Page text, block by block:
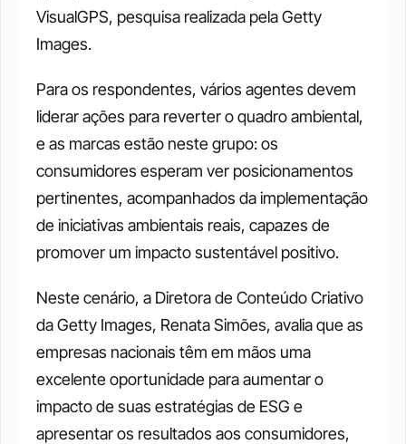
VisualGPS, pesquisa realizada pela Getty
Images.
Para os respondentes, vários agentes devem
liderar ações para reverter o quadro ambiental,
e as marcas estão neste grupo: os
consumidores esperam ver posicionamentos
pertinentes, acompanhados da implementação
de iniciativas ambientais reais, capazes de
promover um impacto sustentável positivo.
Neste cenário, a Diretora de Conteúdo Criativo
da Getty Images, Renata Simões, avalia que as
empresas nacionais têm em mãos uma
excelente oportunidade para aumentar o
impacto de suas estratégias de ESG e
apresentar os resultados aos consumidores,